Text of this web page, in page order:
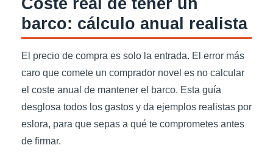
barco: cálculo anual realista
El precio de compra es solo la entrada. El error más
caro que comete un comprador novel es no calcular
el coste anual de mantener el barco. Esta guía
desglosa todos los gastos y da ejemplos realistas por
eslora, para que sepas a qué te comprometes antes
de firmar.